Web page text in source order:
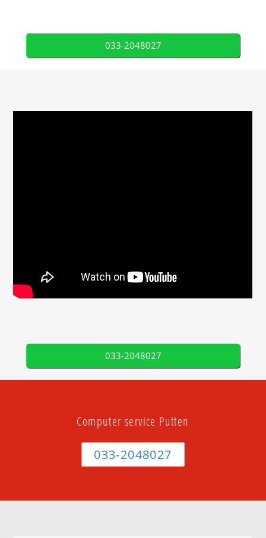
033-2048027
033-2048027
Computer service Putten
033-2048027